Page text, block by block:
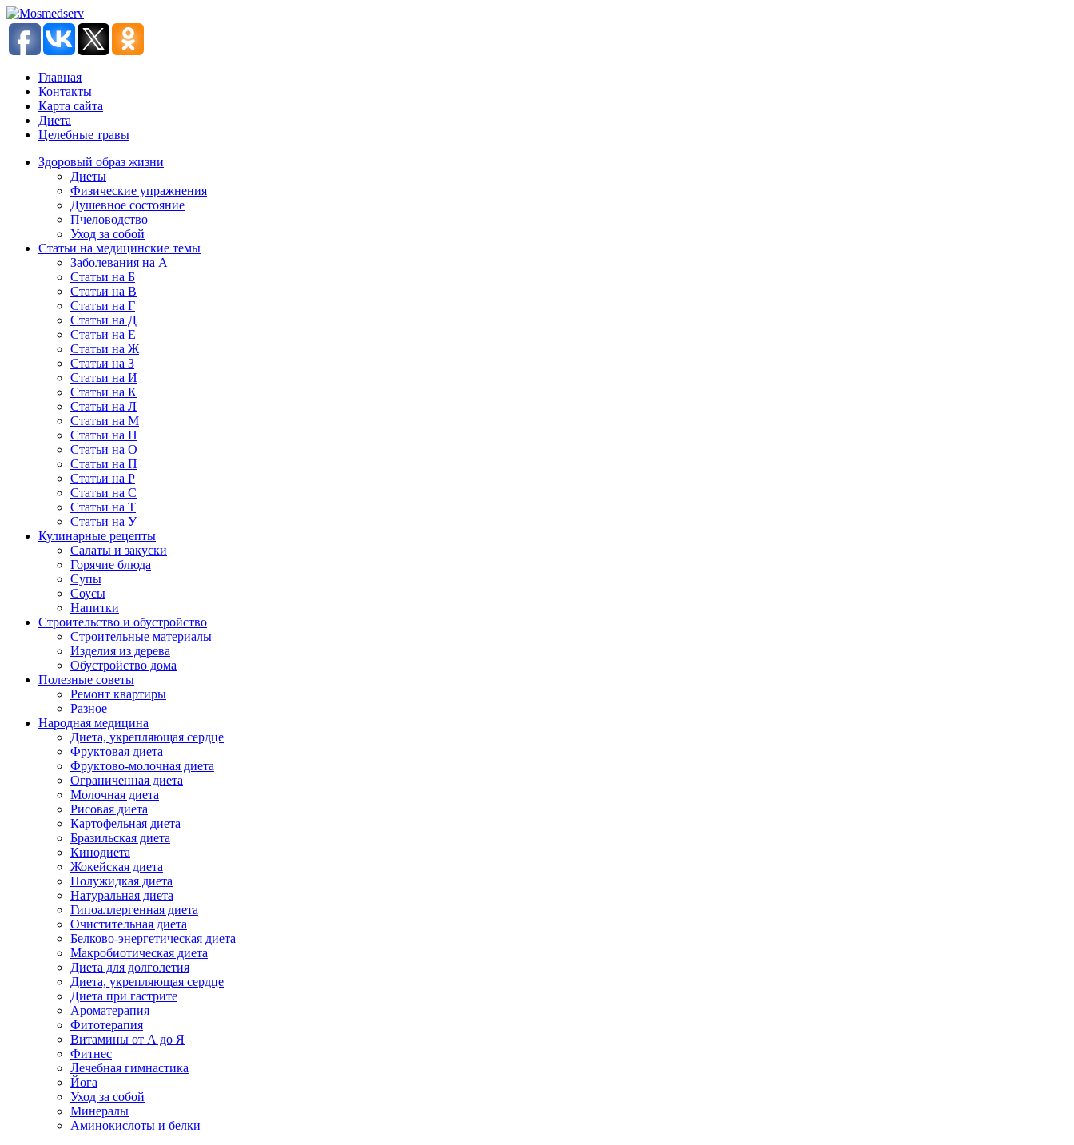
Главная
Контакты
Карта сайта
Диета
Целебные травы
Здоровый образ жизни
Диеты
Физические упражнения
Душевное состояние
Пчеловодство
Уход за собой
Статьи на медицинские темы
Заболевания на А
Статьи на Б
Статьи на В
Статьи на Г
Статьи на Д
Статьи на Е
Статьи на Ж
Статьи на З
Статьи на И
Статьи на К
Статьи на Л
Статьи на М
Статьи на Н
Статьи на О
Статьи на П
Статьи на Р
Статьи на С
Статьи на Т
Статьи на У
Кулинарные рецепты
Салаты и закуски
Горячие блюда
Супы
Соусы
Напитки
Строительство и обустройство
Строительные материалы
Изделия из дерева
Обустройство дома
Полезные советы
Ремонт квартиры
Разное
Народная медицина
Диета, укрепляющая сердце
Фруктовая диета
Фруктово-молочная диета
Ограниченная диета
Молочная диета
Рисовая диета
Картофельная диета
Бразильская диета
Кинодиета
Жокейская диета
Полужидкая диета
Натуральная диета
Гипоаллергенная диета
Очистительная диета
Белково-энергетическая диета
Макробиотическая диета
Диета для долголетия
Диета, укрепляющая сердце
Диета при гастрите
Ароматерапия
Фитотерапия
Витамины от А до Я
Фитнес
Лечебная гимнастика
Йога
Уход за собой
Минералы
Аминокислоты и белки